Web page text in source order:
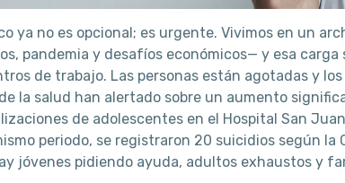
ya no es opcional; es urgente. Vivimos en un
pandemia y desafíos económicos— y esa carga
de trabajo. Las personas están agotadas y
la salud han alertado sobre un aumento
de adolescentes en el Hospital San
periodo, se registraron 20 suicidios según la
jóvenes pidiendo ayuda, adultos exhaustos y